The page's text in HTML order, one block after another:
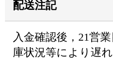
配送注記
入金確認後，21営
庫状況等により遅